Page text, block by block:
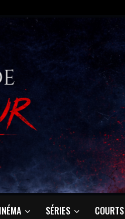
SÉRIES